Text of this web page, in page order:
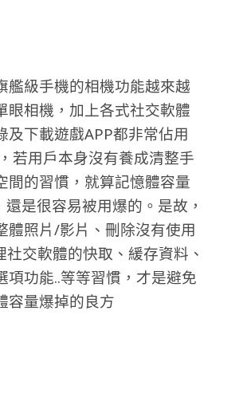
艦級手機的相機功能越來越
眼相機，加上各式社交軟體
及下載遊戲APP都非常佔用
若用戶本身沒有養成清整手
間的習慣，就算記憶體容量
還是很容易被用爆的。是故，
體照片/影片、刪除沒有使用
社交軟體的快取、緩存資料、
項功能..等等習慣，才是避免
容量爆掉的良方